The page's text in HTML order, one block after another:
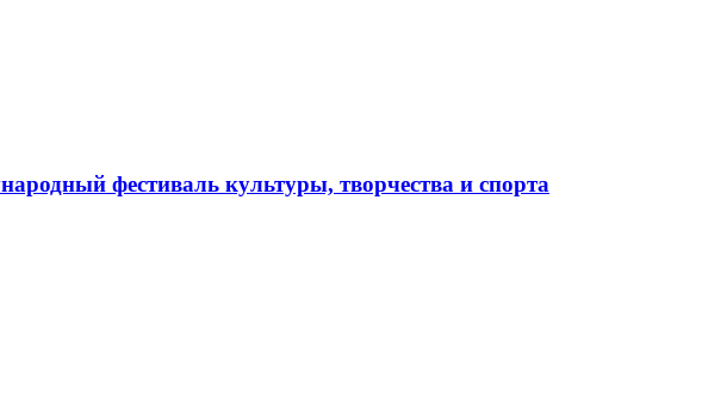
фестиваль культуры, творчества и спорта